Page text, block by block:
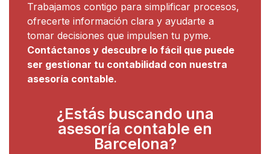
Trabajamos contigo para simplificar procesos,
ofrecerte información clara y ayudarte a
tomar decisiones que impulsen tu pyme.
Contáctanos y descubre lo fácil que puede
ser gestionar tu contabilidad con nuestra
asesoría contable.
¿Estás buscando una
asesoría contable en
Barcelona?